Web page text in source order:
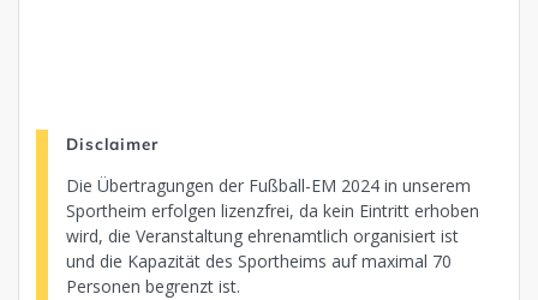
Disclaimer
Die Übertragungen der Fußball-EM 2024 in unserem
Sportheim erfolgen lizenzfrei, da kein Eintritt erhoben
wird, die Veranstaltung ehrenamtlich organisiert ist
und die Kapazität des Sportheims auf maximal 70
Personen begrenzt ist.